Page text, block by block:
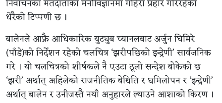
निर्वाचनका मतदाताको मनोविज्ञानमा गहिरो प्रहार गरिरहेको
धेरैको टिप्पणी छ ।
बालेनले आफ्नै आधिकारिक युट्युब च्यानलबाट अर्जुन घिमिरे
(पाँडे)को निर्देशन रहेको चलचित्र ‘झरीपछिको इन्द्रेणी’ सार्वजनिक
गरे । यो चलचित्रको शीर्षकले नै एउटा ठूलो सन्देश बोकेको छ
‘झरी’ अर्थात् अहिलेको राजनीतिक बेथिति र धमिलोपन र ‘इन्द्रेणी’
अर्थात् बालेन र उनीजस्तै नयाँ अनुहारले ल्याउने आशाको किरण ।